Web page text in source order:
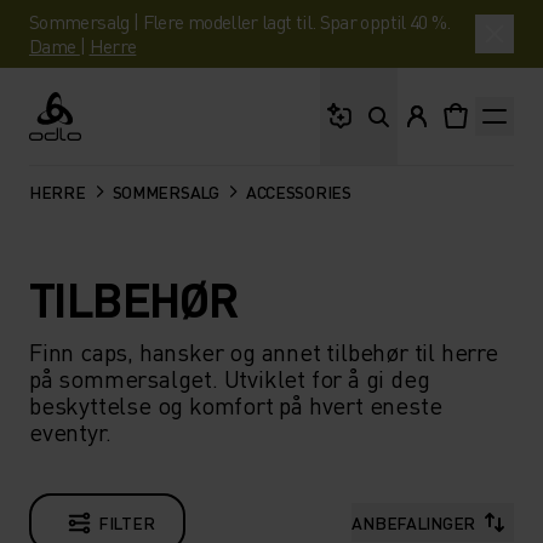
Sommersalg | Flere modeller lagt til. Spar opptil 40 %.
Dame | Herre
Odlo
HERRE SOMMERSALG ACCESSORIES
TILBEHØR
Finn caps, hansker og annet tilbehør til herre
på sommersalget. Utviklet for å gi deg
beskyttelse og komfort på hvert eneste
eventyr.
FILTER ANBEFALINGER